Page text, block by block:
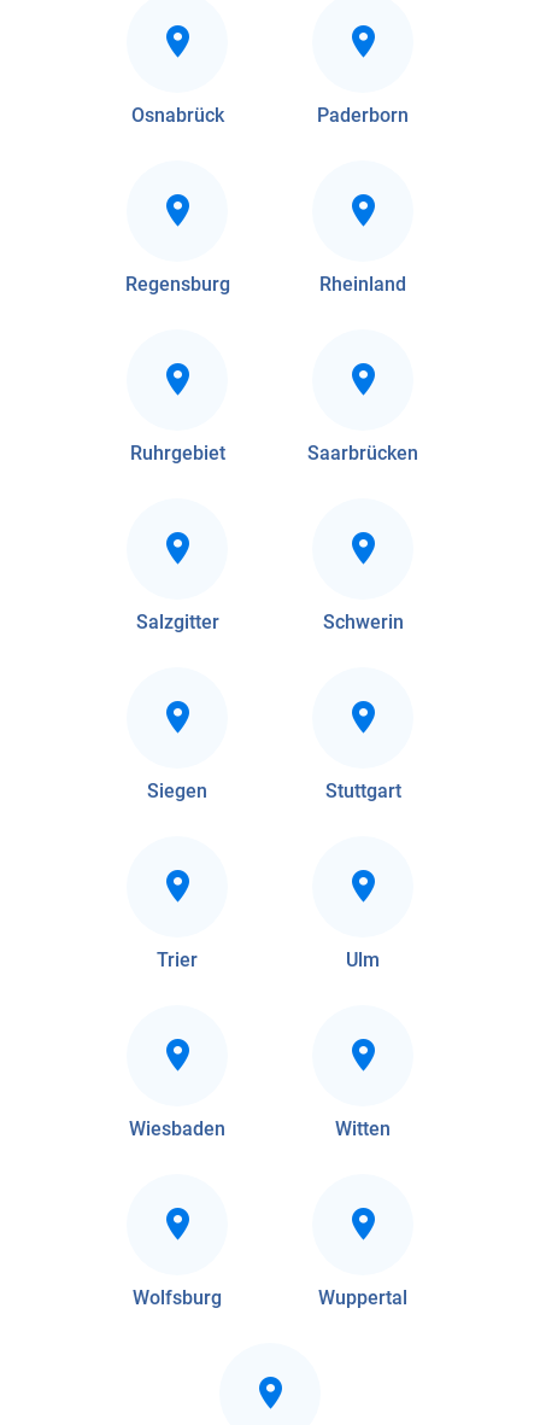
Osnabrück Paderborn
Regensburg Rheinland
Ruhrgebiet Saarbrücken
Salzgitter Schwerin
Siegen Stuttgart
Trier Ulm
Wiesbaden Witten
Wolfsburg Wuppertal